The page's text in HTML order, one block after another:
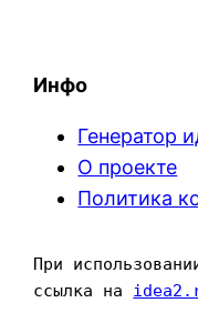
Инфо
Генератор
О проекте
Политика
При
ссылка на